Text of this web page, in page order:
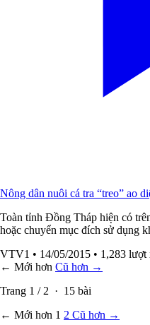
Nông dân nuôi cá tra “treo” ao
Toàn tỉnh Đồng Tháp hiện có
hoặc chuyển mục đích sử dụng
VTV1 • 14/05/2015 • 1,283 lượt
← Mới hơn Cũ hơn →
Trang 1 / 2 · 15 bài
← Mới hơn 1 2 Cũ hơn →